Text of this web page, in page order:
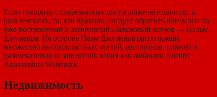
Если говорить о современных достопримечательностях и
развлечениях, то, как правило, следует обратить внимание на
уже построенный и заселенный Пальмовый остров — Пальм
Джумейра. На острове Палм Джумейра расположено
множество высококлассных отелей, ресторанов, пляжей и
развлекательных заведений, таких как аквапарк Atlantis
Aquaventure Waterpark.
Недвижимость